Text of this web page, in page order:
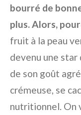
bourré de
plus. Alors,
fruit à la peau
devenu une
de son goût
crémeuse, se
nutritionnel. On